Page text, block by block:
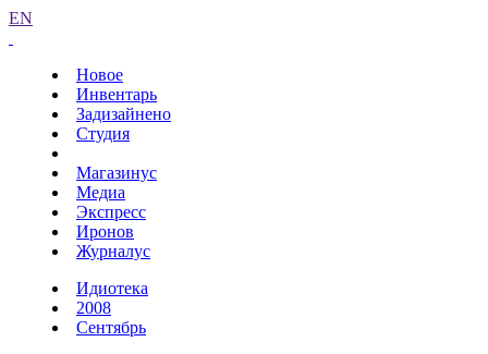
EN
Новое
Инвентарь
Задизайнено
Студия
Магазинус
Медиа
Экспресс
Иронов
Журналус
Идиотека
2008
Сентябрь